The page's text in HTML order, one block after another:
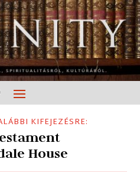
KIFEJEZÉSRE:
House